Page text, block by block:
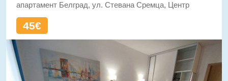
апартамент Белград, ул. Стевана Сремца, Центр
45€